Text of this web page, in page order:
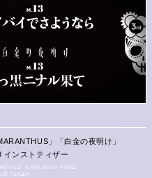
」「白金の夜明け」
インストティザー
“HAKKIN NO YOAKE”
TEASER